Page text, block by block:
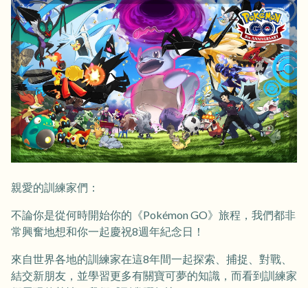
親愛的訓練家們：
不論你是從何時開始你的《Pokémon GO》旅程，我們都非
常興奮地想和你一起慶祝8週年紀念日！
來自世界各地的訓練家在這8年間一起探索、捕捉、對戰、
結交新朋友，並學習更多有關寶可夢的知識，而看到訓練家